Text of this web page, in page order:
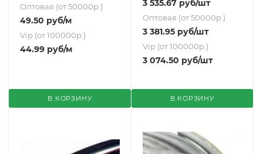
Оптовая (от 50000р.)
49.50 руб/м
Vip (от 100000р.)
44.99 руб/м
В КОРЗИНУ
3 535.67руб/шт
Оптовая (от 50000р.)
3 381.95руб/шт
Vip (от 100000р.)
3 074.50 руб/шт
В КОРЗИНУ